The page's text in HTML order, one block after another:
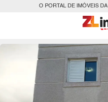
O PORTAL DE IMÓVEIS DA